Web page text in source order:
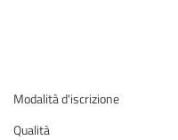
Modalità d'iscrizione
Qualità